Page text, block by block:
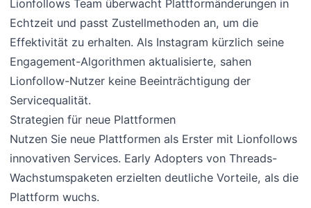
Lionfollows Team überwacht Plattformänderungen in
Echtzeit und passt Zustellmethoden an, um die
Effektivität zu erhalten. Als Instagram kürzlich seine
Engagement-Algorithmen aktualisierte, sahen
Lionfollow-Nutzer keine Beeinträchtigung der
Servicequalität.
Strategien für neue Plattformen
Nutzen Sie neue Plattformen als Erster mit Lionfollows
innovativen Services. Early Adopters von Threads-
Wachstumspaketen erzielten deutliche Vorteile, als die
Plattform wuchs.